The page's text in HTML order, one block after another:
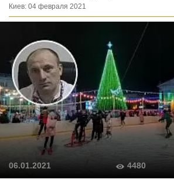
Киев: 04 февраля 2021
06.01.2021 4480